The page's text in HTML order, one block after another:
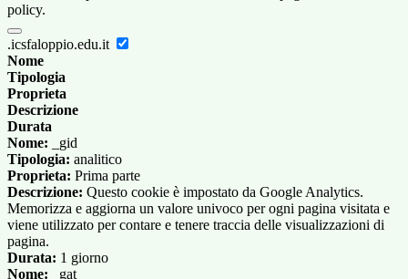
policy.
.icsfaloppio.edu.it
Nome
Tipologia
Proprieta
Descrizione
Durata
Nome: _gid
Tipologia: analitico
Proprieta: Prima parte
Descrizione: Questo cookie è impostato da Google Analytics.
Memorizza e aggiorna un valore univoco per ogni pagina visitata e
viene utilizzato per contare e tenere traccia delle visualizzazioni di
pagina.
Durata: 1 giorno
Nome: _gat